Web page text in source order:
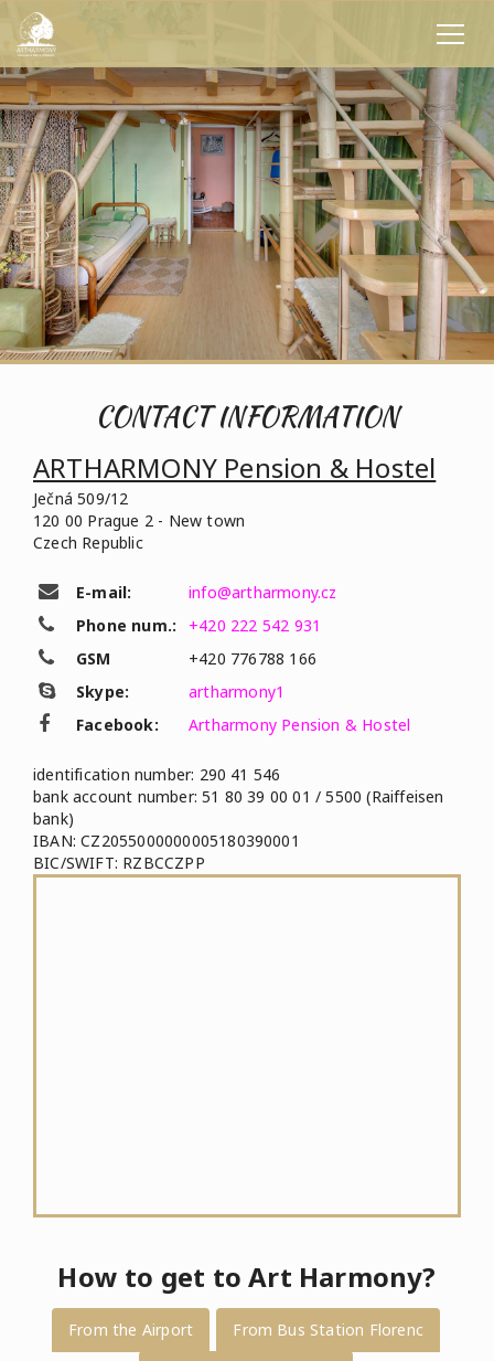
CONTACT INFORMATION
ARTHARMONY Pension & Hostel
Ječná 509/12
120 00 Prague 2 - New town
Czech Republic
E-mail:
info@artharmony.cz
Phone num.:
+420 222 542 931
GSM
+420 776788 166
Skype:
artharmony1
Facebook:
Artharmony Pension & Hostel
identification number: 290 41 546
bank account number: 51 80 39 00 01 / 5500 (Raiffeisen
bank)
IBAN: CZ2055000000005180390001
BIC/SWIFT: RZBCCZPP
How to get to Art Harmony?
From the Airport From Bus Station Florenc